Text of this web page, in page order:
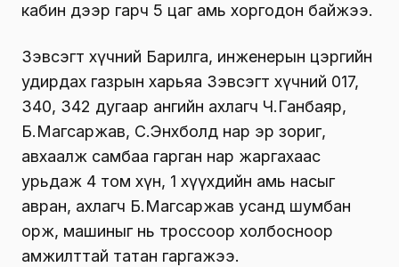
кабин дээр гарч 5 цаг амь хоргодон байжээ.
Зэвсэгт хүчний Барилга, инженерын цэргийн
удирдах газрын харьяа Зэвсэгт хүчний 017,
340, 342 дугаар ангийн ахлагч Ч.Ганбаяр,
Б.Магсаржав, С.Энхболд нар эр зориг,
авхаалж самбаа гарган нар жаргахаас
урьдаж 4 том хүн, 1 хүүхдийн амь насыг
авран, ахлагч Б.Магсаржав усанд шумбан
орж, машиныг нь троссоор холбосноор
амжилттай татан гаргажээ.